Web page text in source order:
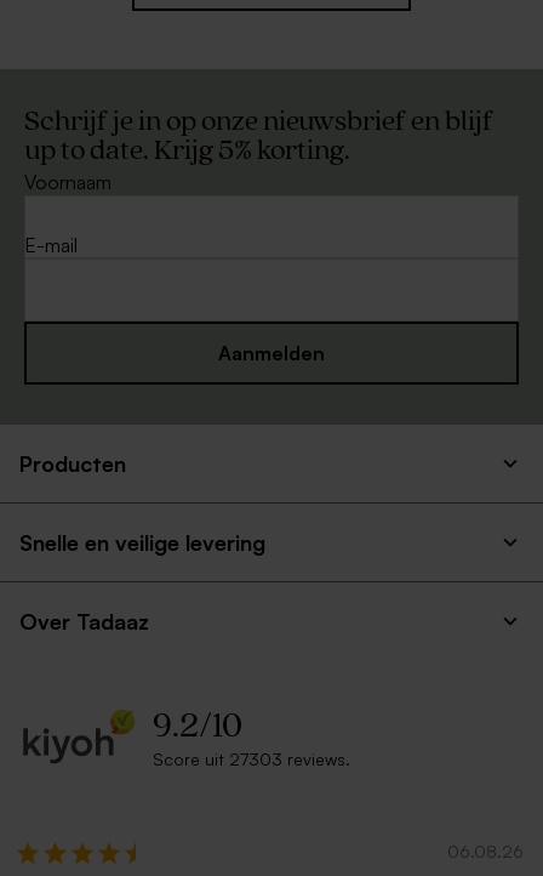
Schrijf je in op onze nieuwsbrief en blijf
up to date. Krijg 5% korting.
Voornaam
E-mail
Aanmelden
Producten
Snelle en veilige levering
Over Tadaaz
9.2/10
Score uit 27303 reviews.
06.08.26